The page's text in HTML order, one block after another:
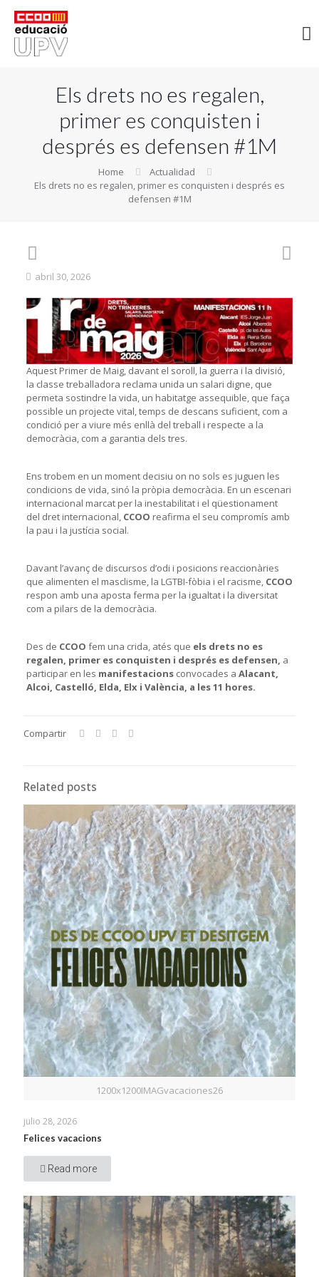
Els drets no es regalen,
primer es conquisten i
després es defensen #1M
Home
Actualidad
Els drets no es regalen, primer es conquisten i després es
defensen #1M
abril 30, 2026
Aquest Primer de Maig, davant el soroll, la guerra i la divisió,
la classe treballadora reclama unida un salari digne, que
permeta sostindre la vida, un habitatge assequible, que faça
possible un projecte vital, temps de descans suficient, com a
condició per a viure més enllà del treball i respecte a la
democràcia, com a garantia dels tres.
Ens trobem en un moment decisiu on no sols es juguen les
condicions de vida, sinó la pròpia democràcia. En un escenari
internacional marcat per la inestabilitat i el qüestionament
del dret internacional, CCOO reafirma el seu compromís amb
la pau i la justícia social.
Davant l’avanç de discursos d’odi i posicions reaccionàries
que alimenten el masclisme, la LGTBI-fòbia i el racisme, CCOO
respon amb una aposta ferma per la igualtat i la diversitat
com a pilars de la democràcia.
Des de CCOO fem una crida, atés que els drets no es
regalen, primer es conquisten i després es defensen, a
participar en les manifestacionsconvocades a Alacant,
Alcoi, Castelló, Elda, Elx i València, a les 11 hores.
Compartir
Related posts
1200x1200IMAGvacaciones26
julio 28, 2026
Felices vacacions
Read more